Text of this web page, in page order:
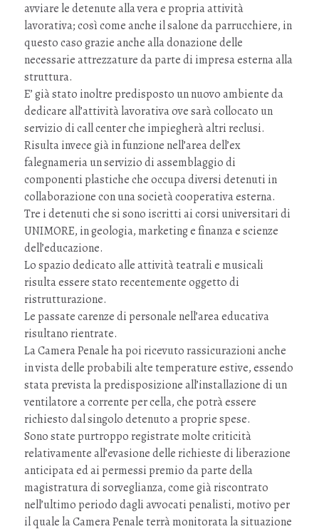
avviare le detenute alla vera e propria attività
lavorativa; così come anche il salone da parrucchiere, in
questo caso grazie anche alla donazione delle
necessarie attrezzature da parte di impresa esterna alla
struttura.
E’ già stato inoltre predisposto un nuovo ambiente da
dedicare all’attività lavorativa ove sarà collocato un
servizio di call center che impiegherà altri reclusi.
Risulta invece già in funzione nell’area dell’ex
falegnameria un servizio di assemblaggio di
componenti plastiche che occupa diversi detenuti in
collaborazione con una società cooperativa esterna.
Tre i detenuti che si sono iscritti ai corsi universitari di
UNIMORE, in geologia, marketing e finanza e scienze
dell’educazione.
Lo spazio dedicato alle attività teatrali e musicali
risulta essere stato recentemente oggetto di
ristrutturazione.
Le passate carenze di personale nell’area educativa
risultano rientrate.
La Camera Penale ha poi ricevuto rassicurazioni anche
in vista delle probabili alte temperature estive, essendo
stata prevista la predisposizione all’installazione di un
ventilatore a corrente per cella, che potrà essere
richiesto dal singolo detenuto a proprie spese.
Sono state purtroppo registrate molte criticità
relativamente all’evasione delle richieste di liberazione
anticipata ed ai permessi premio da parte della
magistratura di sorveglianza, come già riscontrato
nell’ultimo periodo dagli avvocati penalisti, motivo per
il quale la Camera Penale terrà monitorata la situazione